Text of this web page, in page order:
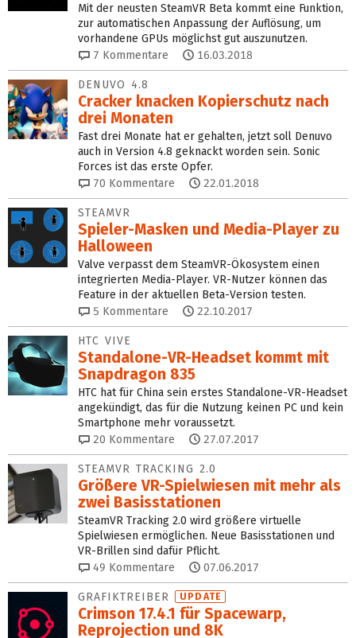
Mit der neusten SteamVR Beta kommt eine Funktion,
zur automatischen Anpassung der Auflösung, um
vorhandene GPUs möglichst gut auszunutzen.
7 Kommentare 16.03.2018
DENUVO 4.8
Cracker knacken Kopierschutz nach
drei Monaten
Fast drei Monate hat er gehalten, jetzt soll Denuvo
auch in Version 4.8 geknackt worden sein. Sonic
Forces ist das erste Opfer.
70 Kommentare 22.01.2018
STEAMVR
Spieler-Masken und Media-Player zu
Halloween
Valve verpasst dem SteamVR-Ökosystem einen
integrierten Media-Player. VR-Nutzer können das
Feature in der aktuellen Beta-Version testen.
5 Kommentare 22.10.2017
HTC VIVE
Standalone-VR-Headset kommt mit
Snapdragon 835
HTC hat für China sein erstes Standalone-VR-Headset
angekündigt, das für die Nutzung keinen PC und kein
Smartphone mehr voraussetzt.
20 Kommentare 27.07.2017
STEAMVR TRACKING 2.0
Größere VR-Spielwiesen mit mehr als
zwei Basisstationen
SteamVR Tracking 2.0 wird größere virtuelle
Spielwiesen ermöglichen. Neue Basisstationen und
VR-Brillen sind dafür Pflicht.
49 Kommentare 07.06.2017
GRAFIKTREIBER UPDATE
Crimson 17.4.1 für Spacewarp,
Reprojection und 8K